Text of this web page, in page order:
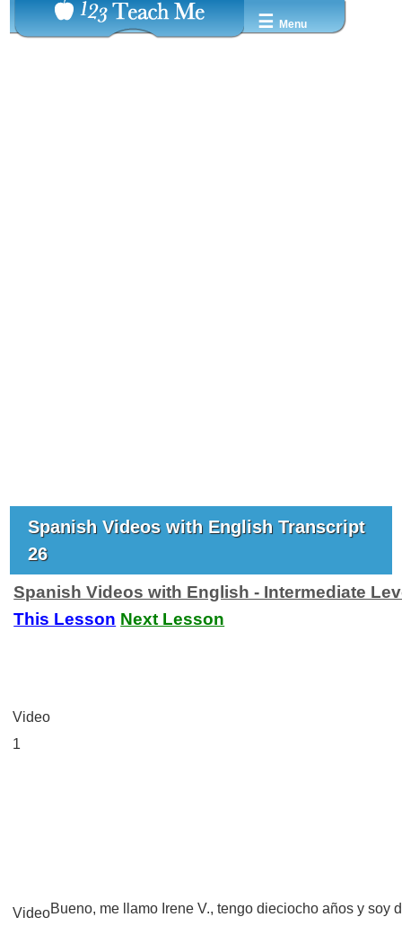
☰ Menu
Spanish Videos with English Transcript
26
Spanish Videos with English - Intermediate
This Lesson Next Lesson
Video
1
Bueno, me llamo Irene V., tengo dieciocho años y soy
Video